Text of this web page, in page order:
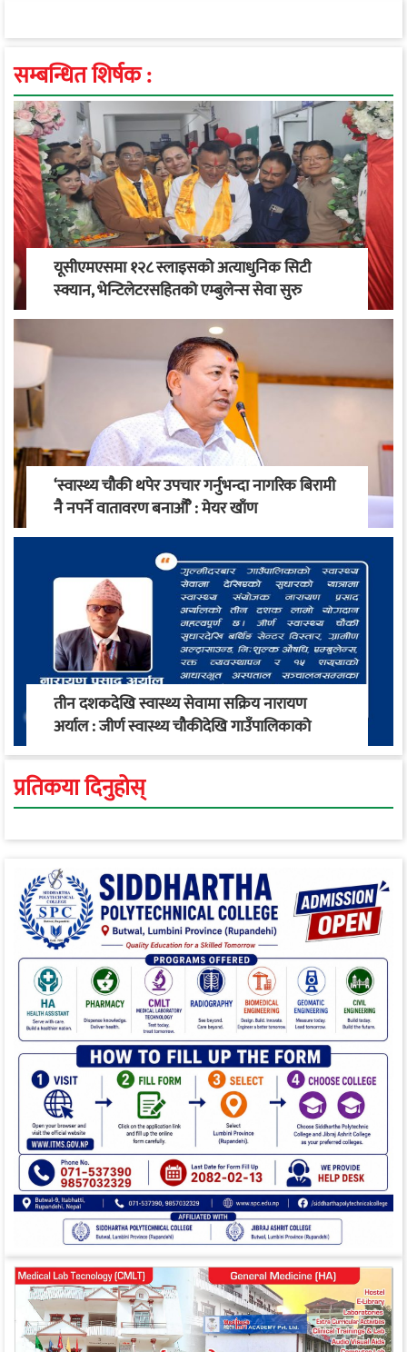
सम्बन्धित शिर्षक :
यूसीएमएसमा १२८ स्लाइसको अत्याधुनिक सिटी
स्क्यान, भेन्टिलेटरसहितको एम्बुलेन्स सेवा सुरु
‘स्वास्थ्य चौकी थपेर उपचार गर्नुभन्दा नागरिक बिरामी
नै नपर्ने वातावरण बनाऔँ’ : मेयर खाँण
तीन दशकदेखि स्वास्थ्य सेवामा सक्रिय नारायण
अर्याल : जीर्ण स्वास्थ्य चौकीदेखि गाउँपालिकाको
स्वास्थ्य रूपान्तरण सम्म
प्रतिकया दिनुहोस्